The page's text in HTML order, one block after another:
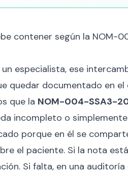
contener según la NOM-
especialista, ese
quedar documentado en
que la NOM-004-SSA3-
incompleto o
porque en él se
el paciente. Si la nota
Si falta, en una